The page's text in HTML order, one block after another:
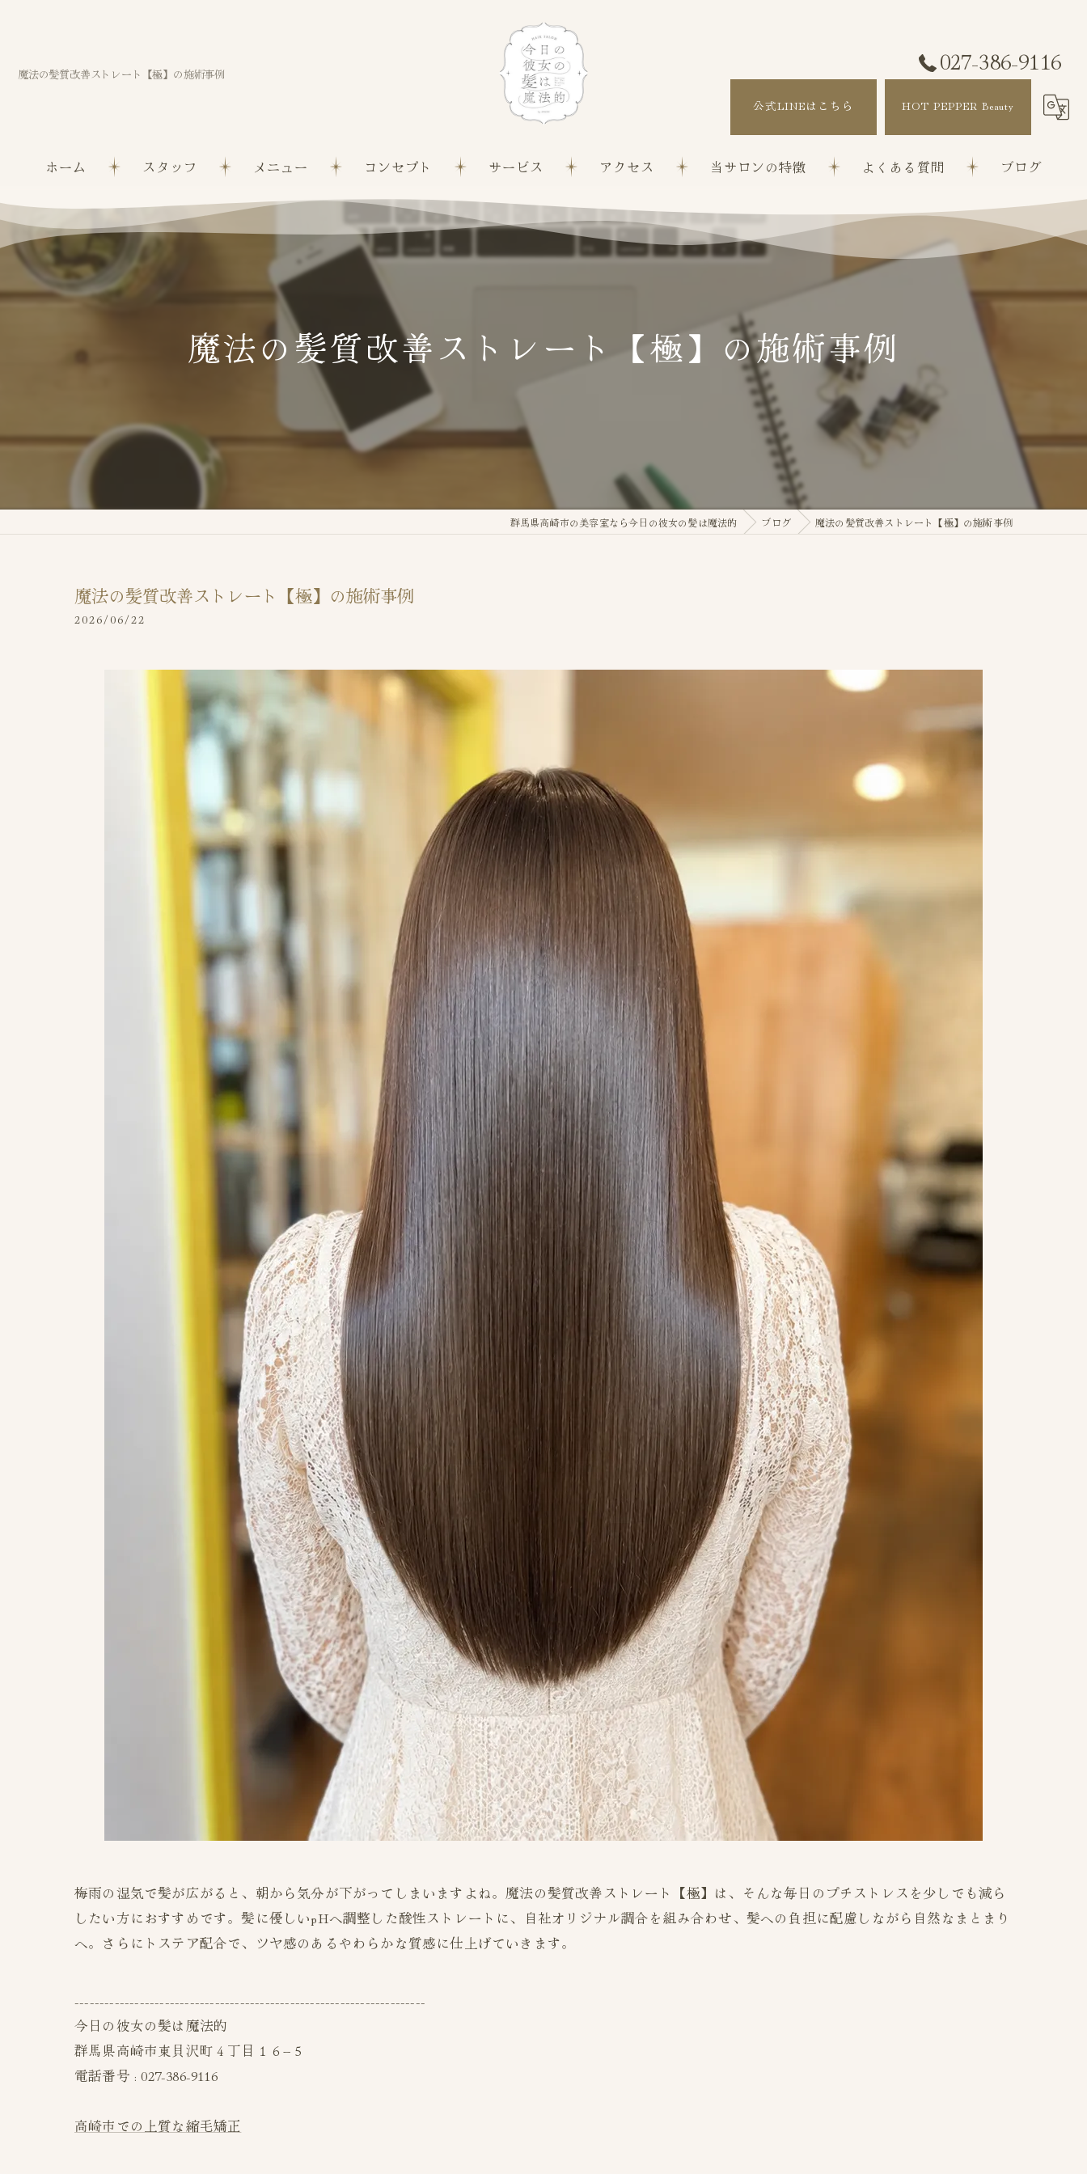
魔法の髪質改善ストレート【極】の施術事例 027-386-9116
公式LINEはこちら HOT PEPPER Beauty
ホーム スタッフ メニュー コンセプト サービス アクセス 当サロンの特徴
白髪ぼかし
カット
よくある質問 ブログ
魔法の髪質改善ストレート【極】の施術事例
群馬県高崎市の美容室なら今日の彼女の髪は魔法的 ブログ 魔法の髪質改善ストレート【極】の施術事例
魔法の髪質改善ストレート【極】の施術事例
2026/06/22
梅雨の湿気で髪が広がると、朝から気分が下がってしまいますよね。魔法の髪質改善ストレート【極】は、そんな毎日のプチストレスを少しでも減ら
したい方におすすめです。髪に優しいpHへ調整した酸性ストレートに、自社オリジナル調合を組み合わせ、髪への負担に配慮しながら自然なまとまり
へ。さらにトステア配合で、ツヤ感のあるやわらかな質感に仕上げていきます。
----------------------------------------------------------------------
今日の彼女の髪は魔法的
群馬県高崎市東貝沢町４丁目１６−５
電話番号 : 027-386-9116
高崎市での上質な縮毛矯正